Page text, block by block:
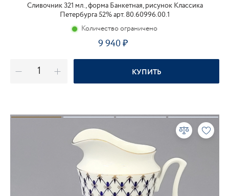
Сливочник 321 мл., форма Банкетная, рисунок Классика
Петербурга 52% арт. 80.60996.00.1
Количество ограничено
9 940
КУПИТЬ